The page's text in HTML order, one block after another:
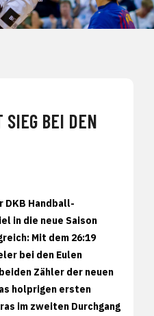
SIEG BEI DEN
Handball-
in die neue Saison
Mit dem 26:19
bei den Eulen
Zähler der neuen
holprigen ersten
im zweiten Durchgang